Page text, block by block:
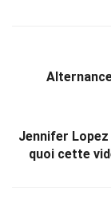
Jennifer
quoi cette